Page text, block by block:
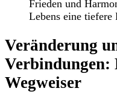
Frieden und
Lebens eine
Veränderung
Verbindungen:
Wegweiser